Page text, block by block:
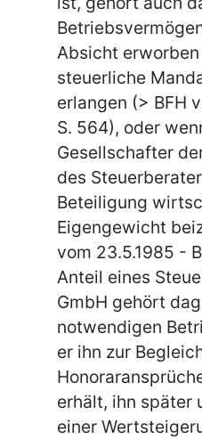
Absicht
steuerliche
erlangen (> BFH
S. 564), oder
Gesellschafter
des
Beteiligung
Eigengewicht
vom 23.5.1985 -
Anteil eines
GmbH gehört
notwendigen
er ihn zur
erhält, ihn später
einer